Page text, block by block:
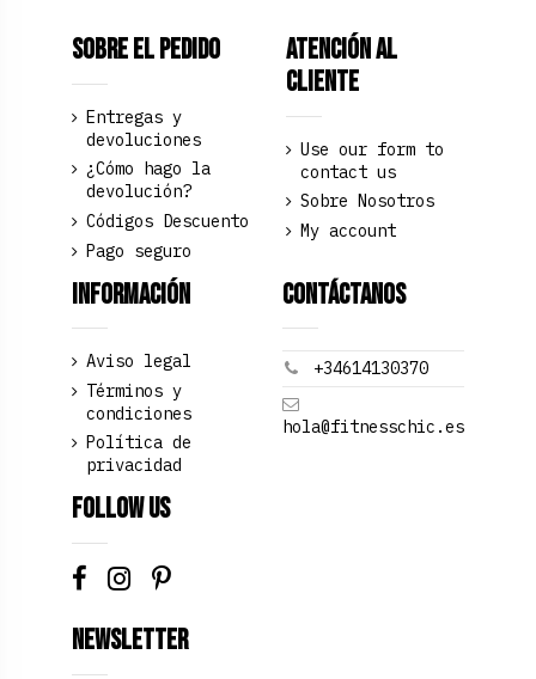
Sobre el pedido
Entregas y
devoluciones
¿Cómo hago la
devolución?
Códigos Descuento
Pago seguro
Atención al
Cliente
Use our form to
contact us
Sobre Nosotros
My account
Información
Aviso legal
Términos y
condiciones
Política de
privacidad
Contáctanos
+34614130370
hola@fitnesschic.es
Follow us
Newsletter